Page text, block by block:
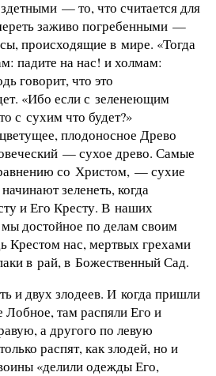
— то, что считается для
заживо погребенными —
происходящие в мире. «Тогда
падите на нас! и холмам:
говорит, что это
«Ибо если с зеленеющим
с сухим что будет?»
плодоносное Древо
— сухое древо. Самые
со Христом, — сухие
зеленеть, когда
и Его Кресту. В наших
достойное по делам своим
Крестом нас, мертвых грехами
в рай, в Божественный Сад.
и двух злодеев. И когда пришли
Лобное, там распяли Его и
а другого по левую
распят, как злодей, но и
«делили одежды Его,